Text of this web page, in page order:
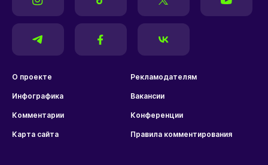
О проекте Рекламодателям
Инфографика Вакансии
Комментарии Конференции
Карта сайта Правила комментирования